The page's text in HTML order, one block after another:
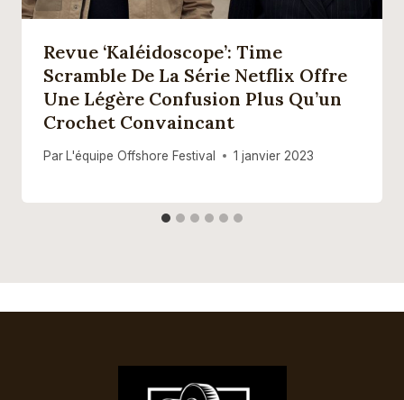
Revue ‘Kaléidoscope’: Time
Scramble De La Série Netflix Offre
Une Légère Confusion Plus Qu’un
Crochet Convaincant
Par L'équipe Offshore Festival 1 janvier 2023